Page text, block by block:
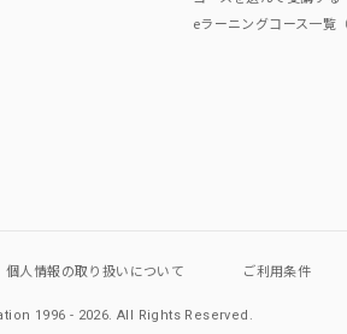
があります。
eラーニングコース一覧（
個人情報の取り扱いについて ご利用条件
1996 - 2026.All Rights Reserved.